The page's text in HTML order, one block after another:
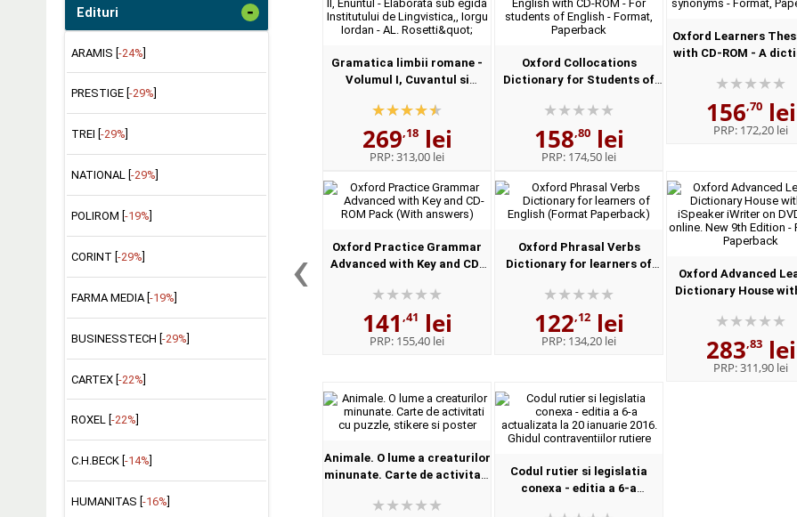
Edituri -
ARAMIS [-24%]
PRESTIGE [ -29%
TREI [ -29%
NATIONAL [ -29%
POLIROM [ -19%
CORINT [ -29%
FARMA MEDIA [ -19%
BUSINESSTECH [-29%]
CARTEX [-22%]
ROXEL [ -22%
C.H.BECK [ -14%
HUMANITAS [ -16%
‹
Gramatica limbii romane -
Volumul I, Cuvantul si
Elaborata sub egida
Institutului de Lingvistica,,...
269,18lei
PRP:313,00 lei
Oxford Collocations
Dictionary for Students of
students of English - Format,
Paperback
158,80lei
PRP: 174,50 lei
Oxford Learners
with CD-ROM - A
Paperback
156,70lei
PRP: 172,20 lei
Oxford Practice Grammar
Advanced with Key and CD-
141 ,41 lei
PRP: 155,40 lei
Oxford Phrasal Verbs
Dictionary for learners of
122,12lei
PRP: 134,20 lei
Oxford Advanced
Dictionary House
online. New 9th
Format,
283,83lei
PRP:311,90 lei
Animale. O lume a creaturilor
minunate. Carte de activitati
Codul rutier si legislatia
conexa - editia a 6-a